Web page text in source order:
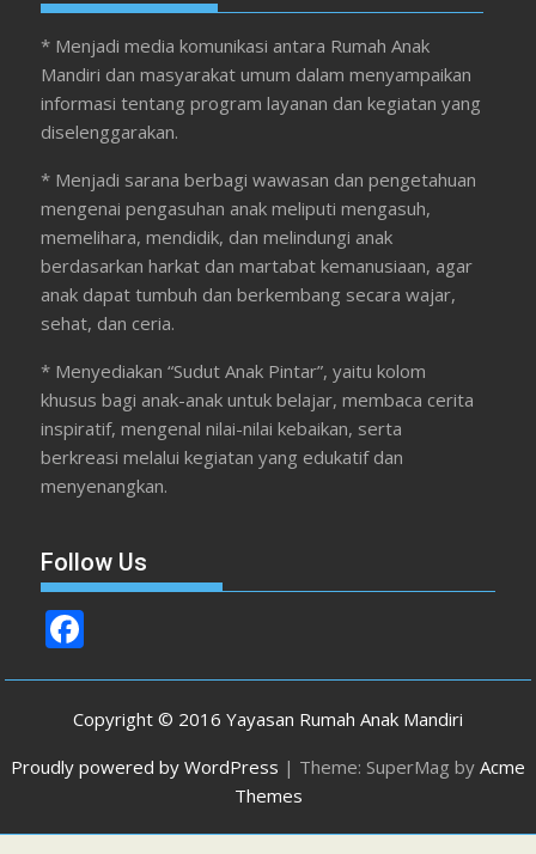
* Menjadi media komunikasi antara Rumah Anak
Mandiri dan masyarakat umum dalam menyampaikan
informasi tentang program layanan dan kegiatan yang
diselenggarakan.
* Menjadi sarana berbagi wawasan dan pengetahuan
mengenai pengasuhan anak meliputi mengasuh,
memelihara, mendidik, dan melindungi anak
berdasarkan harkat dan martabat kemanusiaan, agar
anak dapat tumbuh dan berkembang secara wajar,
sehat, dan ceria.
* Menyediakan “Sudut Anak Pintar”, yaitu kolom
khusus bagi anak-anak untuk belajar, membaca cerita
inspiratif, mengenal nilai-nilai kebaikan, serta
berkreasi melalui kegiatan yang edukatif dan
menyenangkan.
Follow Us
ac
e
b
o
o
Copyright © 2016 Yayasan Rumah Anak Mandiri
Proudly powered by WordPress | Theme: SuperMag by Acme
Themes